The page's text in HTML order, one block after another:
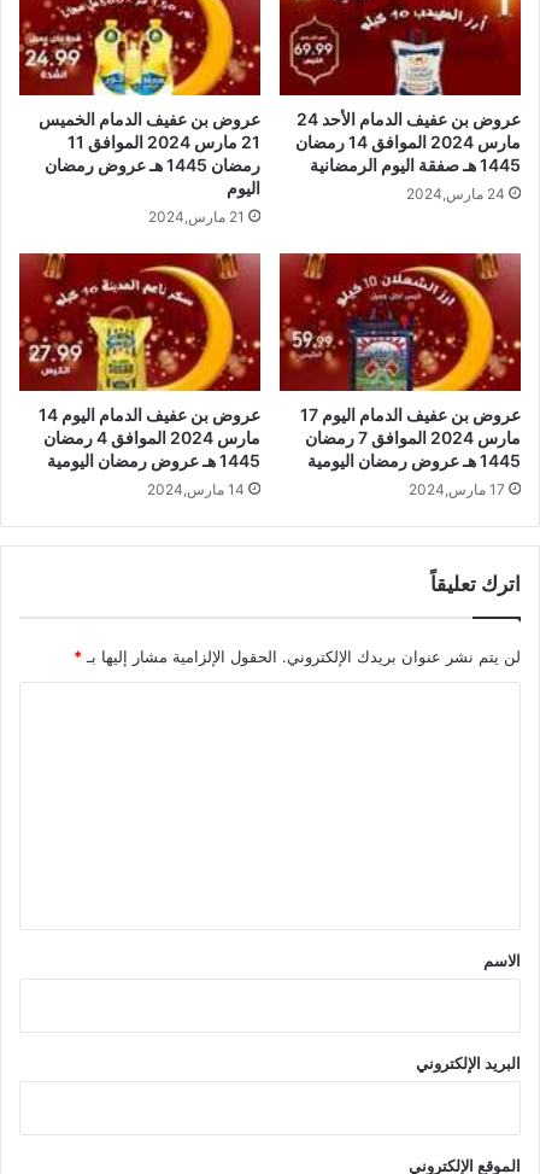
عروض بن عفيف الدمام الأحد 24
مارس 2024 الموافق 14 رمضان
1445 هـ صفقة اليوم الرمضانية
24 مارس,2024
عروض بن عفيف الدمام الخميس
21 مارس 2024 الموافق 11
رمضان 1445 هـ عروض رمضان
اليوم
21 مارس,2024
عروض بن عفيف الدمام اليوم 17
مارس 2024 الموافق 7 رمضان
1445 هـ عروض رمضان اليومية
17 مارس,2024
عروض بن عفيف الدمام اليوم 14
مارس 2024 الموافق 4 رمضان
1445 هـ عروض رمضان اليومية
14 مارس,2024
اترك تعليقاً
لن يتم نشر عنوان بريدك الإلكتروني. الحقول الإلزامية مشار إليها بـ *
*
الاسم
البريد الإلكتروني
الموقع الإلكتروني